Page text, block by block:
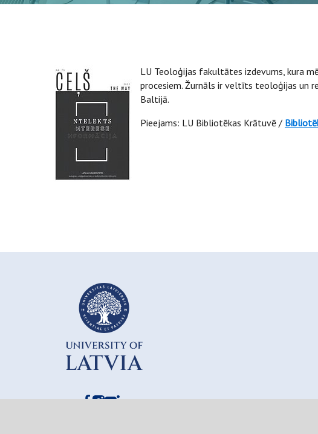
LU Teoloģijas fakultātes izdevums, kura
procesiem. Žurnāls ir veltīts teoloģijas un
Baltijā.
Pieejams: LU Bibliotēkas Krātuvē /